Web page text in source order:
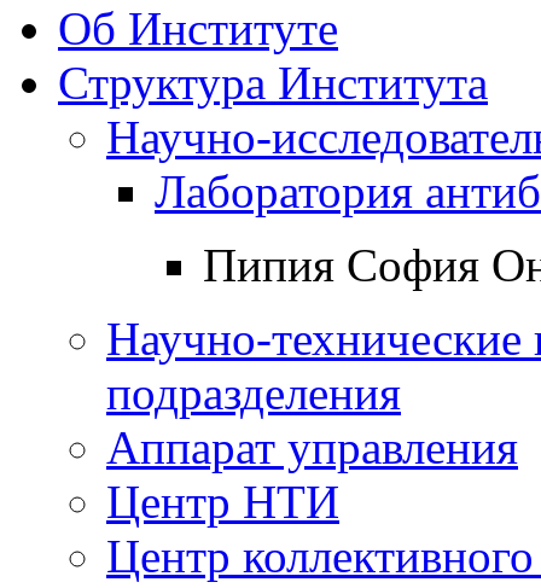
Об Институте
Структура Института
Научно-
Лаборатория
Пипия София
Научно-технические
подразделения
Аппарат управления
Центр НТИ
Центр